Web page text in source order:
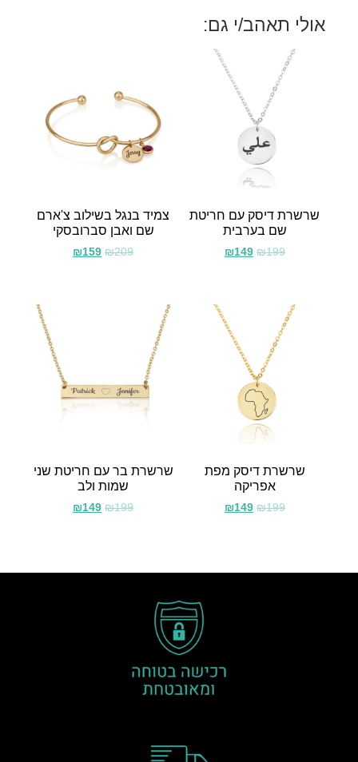
אולי תאהב/י גם:
שרשרת דיסק עם חריטת
שם בערבית
₪199
₪149
צמיד בנגל בשילוב צ'ארם
שם ואבן סברובסקי
₪209
₪159
שרשרת דיסק מפת
אפריקה
₪199
₪149
שרשרת בר עם חריטת שני
שמות ולב
₪199
₪149